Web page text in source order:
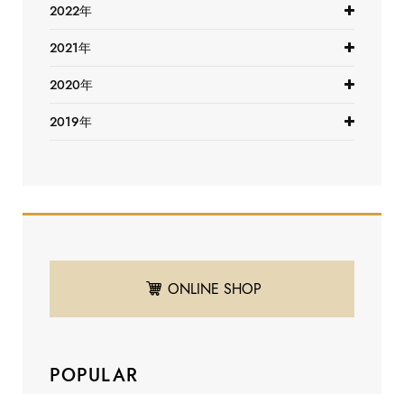
2022年
2021年
2020年
2019年
ONLINE SHOP
POPULAR